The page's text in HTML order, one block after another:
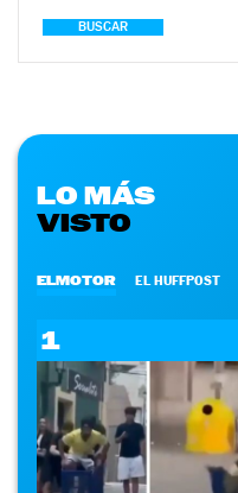
BUSCAR
LO MÁS
VISTO
ELMOTOR EL HUFFPOST
1